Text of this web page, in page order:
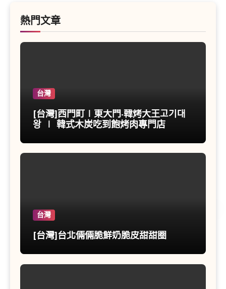
熱門文章
台灣
[台灣]西門町∣東大門-韓烤大王고기대
왕 ∣ 韓式木炭吃到飽烤肉專門店
台灣
[台灣]台北倆倆脆鮮奶脆皮甜甜圈